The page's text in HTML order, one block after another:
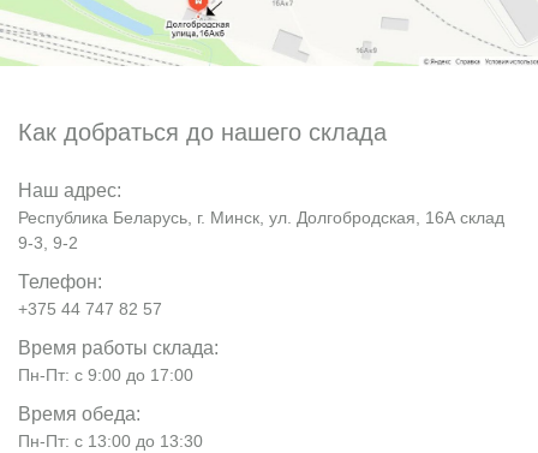
Как добраться до нашего склада
Наш адрес:
Республика Беларусь, г. Минск, ул. Долгобродская, 16А склад
9-3, 9-2
Телефон:
+375 44 747 82 57
Время работы склада:
Пн-Пт: с 9:00 до 17:00
Время обеда:
Пн-Пт: с 13:00 до 13:30